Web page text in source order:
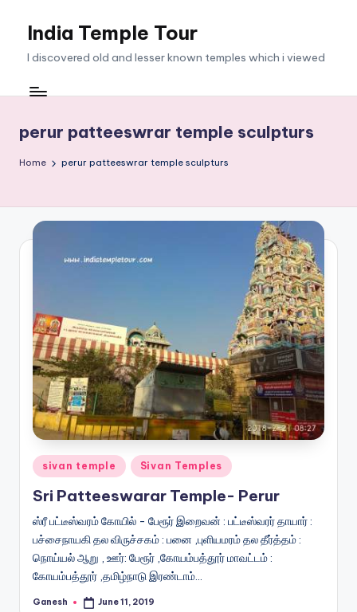
India Temple Tour
I discovered old and lesser known temples which i viewed
perur patteeswrar temple sculpturs
Home perur patteeswrar temple sculpturs
Posted
in
sivan temple Sivan Temples
Sri Patteeswarar Temple- Perur
ஸ்ரீ பட்டீஸ்வரம் கோயில் - பேரூர் இறைவன் : பட்டீஸ்வரர் தாயார் :
பச்சைநாயகி தல விருச்சகம் : பனை ,புளியமரம் தல தீர்த்தம் :
நொய்யல் ஆறு , ஊர்: பேரூர் ,கோயம்பத்தூர் மாவட்டம் :
கோயம்பத்தூர் ,தமிழ்நாடு இரண்டாம்…
Posted
Ganesh June 11, 2019